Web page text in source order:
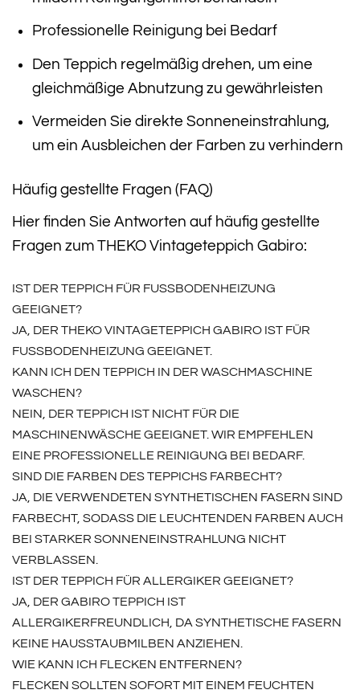
Professionelle Reinigung bei Bedarf
Den Teppich regelmäßig drehen, um eine
gleichmäßige Abnutzung zu gewährleisten
Vermeiden Sie direkte Sonneneinstrahlung,
um ein Ausbleichen der Farben zu verhindern
Häufig gestellte Fragen (FAQ)
Hier finden Sie Antworten auf häufig gestellte
Fragen zum THEKO Vintageteppich Gabiro:
IST DER TEPPICH FÜR FUSSBODENHEIZUNG G
EEIGNET?
JA, DER THEKO VINTAGETEPPICH GABIRO IST FÜR
FUSSBODENHEIZUNG GEEIGNET.
KANN ICH DEN TEPPICH IN DER WASCHMASCHINE
WASCHEN?
NEIN, DER TEPPICH IST NICHT FÜR DIE
MASCHINENWÄSCHE GEEIGNET. WIR EMPFEHLEN
EINE PROFESSIONELLE REINIGUNG BEI BEDARF.
SIND DIE FARBEN DES TEPPICHS FARBECHT?
JA, DIE VERWENDETEN SYNTHETISCHEN FASERN SIND
FARBECHT, SODASS DIE LEUCHTENDEN FARBEN AUCH
BEI STARKER SONNENEINSTRAHLUNG NICHT
VERBLASSEN.
IST DER TEPPICH FÜR ALLERGIKER GEEIGNET?
JA, DER GABIRO TEPPICH IST
ALLERGIKERFREUNDLICH, DA SYNTHETISCHE FASERN
KEINE HAUSSTAUBMILBEN ANZIEHEN.
WIE KANN ICH FLECKEN ENTFERNEN?
FLECKEN SOLLTEN SOFORT MIT EINEM FEUCHTEN